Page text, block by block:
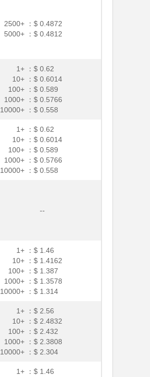
2500+ ： $ 0.4872
5000+ ： $ 0.4812
1+ ： $ 0.62
10+ ： $ 0.6014
100+ ： $ 0.589
1000+ ： $ 0.5766
10000+ ： $ 0.558
1+ ： $ 0.62
10+ ： $ 0.6014
100+ ： $ 0.589
1000+ ： $ 0.5766
10000+ ： $ 0.558
--
1+ ： $ 1.46
10+ ： $ 1.4162
100+ ： $ 1.387
1000+ ： $ 1.3578
10000+ ： $ 1.314
1+ ： $ 2.56
10+ ： $ 2.4832
100+ ： $ 2.432
1000+ ： $ 2.3808
10000+ ： $ 2.304
1+ ： $ 1.46